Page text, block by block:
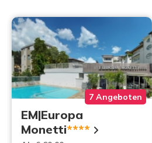
7 Angeboten
EM|Europa
Monetti****